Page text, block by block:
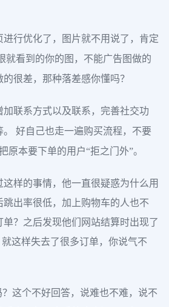
行优化了，图片就不用说了，肯定
就看到的你的图，不能广告图做的
很差，那种落差感你懂吗？
联系方式以及联系，完善社交功
好自己也走一遍购买流程，不要
原本要下单的用户“拒之门外”。
样的事情，他一直很疑惑为什么用
出率很低，加上购物车的人也不
？之后发现他们网站结算时出现了
这样失去了很多订单，你说气不
？这个不好回答，说难也不难，说不